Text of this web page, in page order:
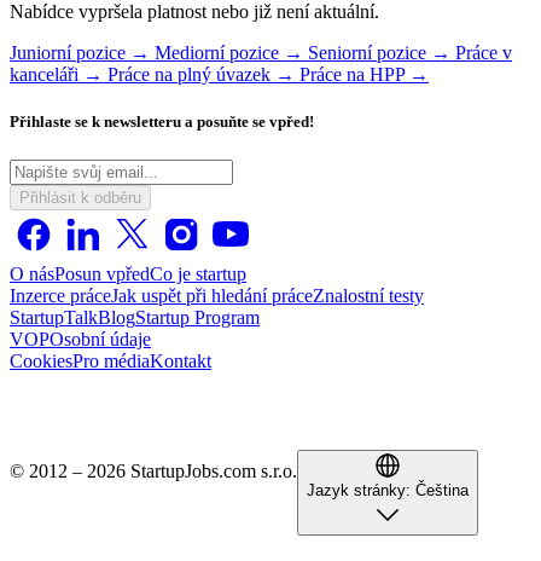
Nabídce vypršela platnost nebo již není aktuální.
Juniorní pozice → Mediorní pozice → Seniorní pozice → Práce v
kanceláři → Práce na plný úvazek → Práce na HPP →
Přihlaste se k newsletteru a posuňte se vpřed!
Přihlásit k odběru
O násPosun vpředCo je startup
Inzerce práceJak uspět při hledání práceZnalostní testy
StartupTalkBlogStartup Program
VOPOsobní údaje
CookiesPro médiaKontakt
© 2012 – 2026 StartupJobs.com s.r.o.
Jazyk stránky: Čeština